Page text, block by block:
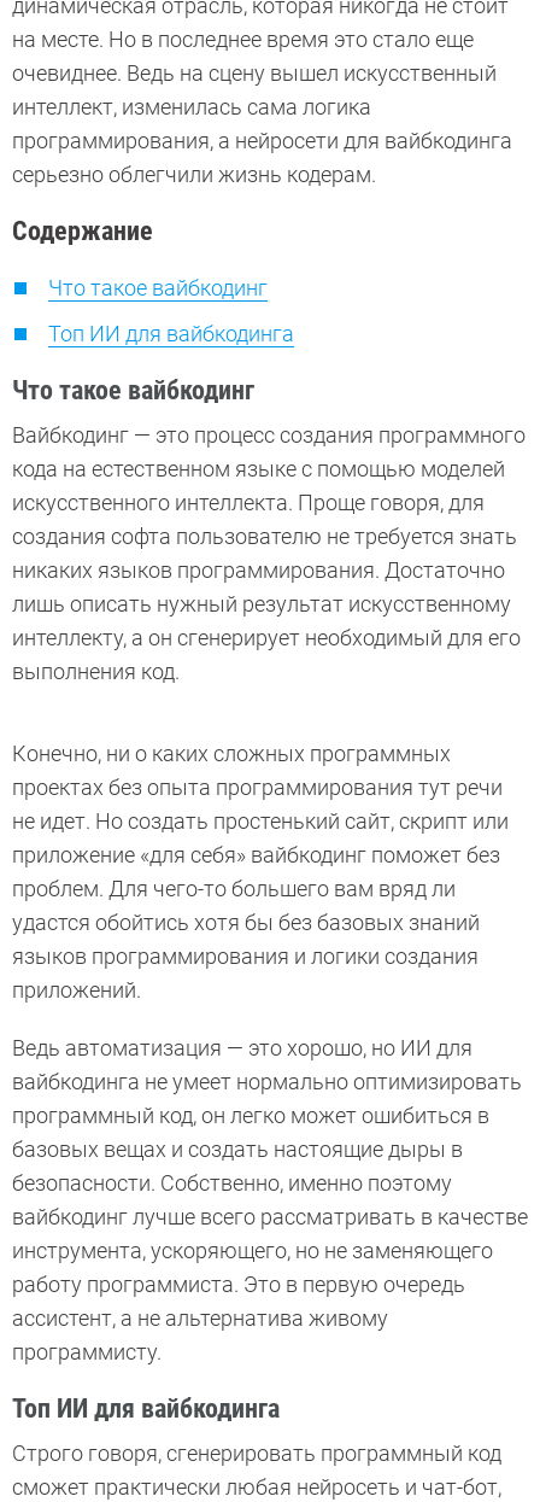
динамическая отрасль, которая никогда не стоит
на месте. Но в последнее время это стало еще
очевиднее. Ведь на сцену вышел искусственный
интеллект, изменилась сама логика
программирования, а нейросети для вайбкодинга
серьезно облегчили жизнь кодерам.
Содержание
Что такое вайбкодинг
Топ ИИ для вайбкодинга
Что такое вайбкодинг
Вайбкодинг — это процесс создания программного
кода на естественном языке с помощью моделей
искусственного интеллекта. Проще говоря, для
создания софта пользователю не требуется знать
никаких языков программирования. Достаточно
лишь описать нужный результат искусственному
интеллекту, а он сгенерирует необходимый для его
выполнения код.
Конечно, ни о каких сложных программных
проектах без опыта программирования тут речи
не идет. Но создать простенький сайт, скрипт или
приложение «для себя» вайбкодинг поможет без
проблем. Для чего-то большего вам вряд ли
удастся обойтись хотя бы без базовых знаний
языков программирования и логики создания
приложений.
Ведь автоматизация — это хорошо, но ИИ для
вайбкодинга не умеет нормально оптимизировать
программный код, он легко может ошибиться в
базовых вещах и создать настоящие дыры в
безопасности. Собственно, именно поэтому
вайбкодинг лучше всего рассматривать в качестве
инструмента, ускоряющего, но не заменяющего
работу программиста. Это в первую очередь
ассистент, а не альтернатива живому
программисту.
Топ ИИ для вайбкодинга
Строго говоря, сгенерировать программный код
сможет практически любая нейросеть и чат-бот,